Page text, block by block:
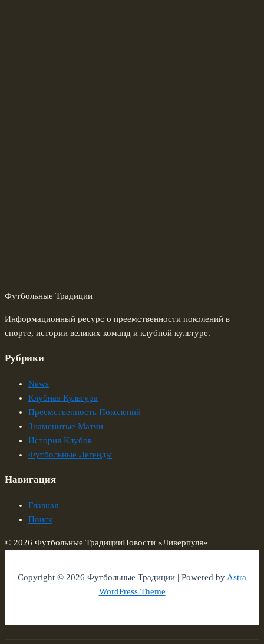
Футбольные Традиции
Информационный ресурс о преемственности поколений в
спорте, истории великих команд и клубной культуре.
Рубрики
News
Клубная Культура
Преемственность Поколений
Знаменитые Матчи
История Клубов
Футбольные Легенды
Навигация
Главная
Поиск
© 2026 Футбольные ТрадицииНовости «Ливерпуля»
Copyright © 2026 Футбольные Традиции | Powered byAstra
WordPress Theme